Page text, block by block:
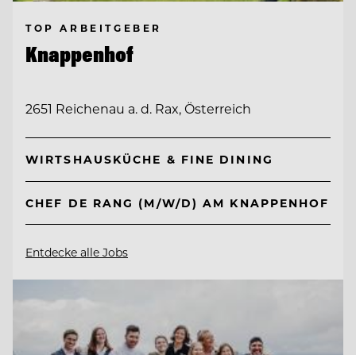
TOP ARBEITGEBER
Knappenhof
2651 Reichenau a. d. Rax, Österreich
WIRTSHAUSKÜCHE & FINE DINING
CHEF DE RANG (M/W/D) AM KNAPPENHOF
Entdecke alle Jobs